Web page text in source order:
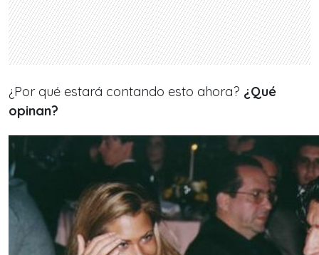
¿Por qué estará contando esto ahora? ¿Qué
opinan?